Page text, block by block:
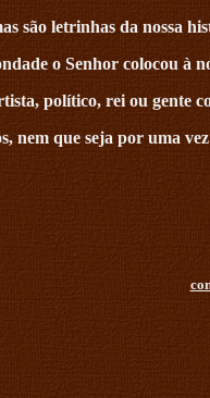
são letrinhas da nossa
o Senhor colocou à
político, rei ou gente
nem que seja por uma